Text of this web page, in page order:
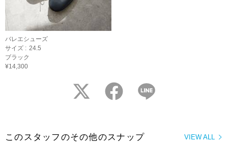
バレエシューズ
サイズ : 24.5
ブラック
¥14,300
twitter facebook
VIEW ALL
このスタッフのその他のスナップ